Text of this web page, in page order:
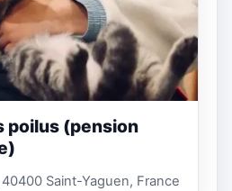
poilus (pension
Saint-Yaguen, France